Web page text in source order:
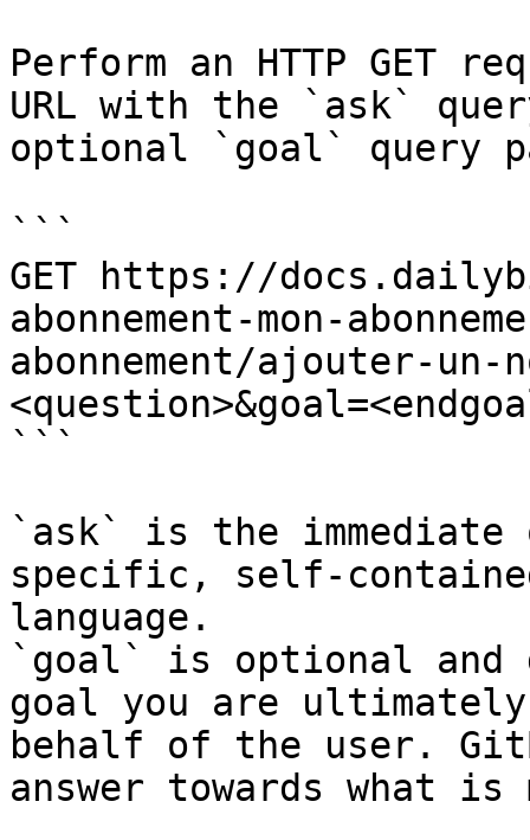
Perform an HTTP GET
URL with the `ask`
optional `goal` query
```
GET https://
abonnement-mon-
abonnement/ajouter-un-
```
`ask` is the
specific, self-
language.
`goal` is optional and
goal you are
behalf of the user.
answer towards what